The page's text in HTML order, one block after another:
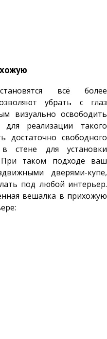
всё более
убрать с глаз
визуально освободить
реализации такого
достаточно свободного
стене для установки
При таком подходе ваш
дверями-купе,
под любой интерьер.
вешалка в прихожую